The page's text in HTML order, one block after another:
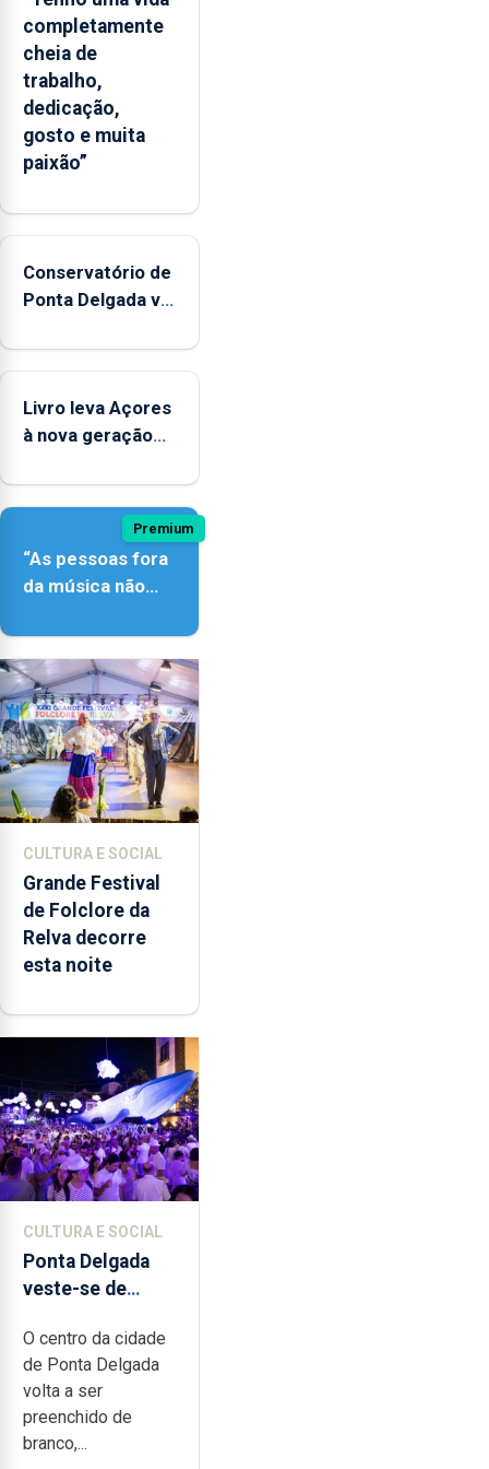
completamente
cheia de
trabalho,
dedicação,
gosto e muita
paixão”
Conservatório de
Ponta Delgada vai
novos
Livro leva Açores
à nova geração
Premium
“As pessoas fora
da música não
quão difícil é
produzir uma
música”
CULTURA E SOCIAL
Grande Festival
de Folclore da
Relva decorre
esta noite
CULTURA E SOCIAL
Ponta Delgada
veste-se de
O centro da cidade
de Ponta Delgada
volta a ser
preenchido de
branco,...